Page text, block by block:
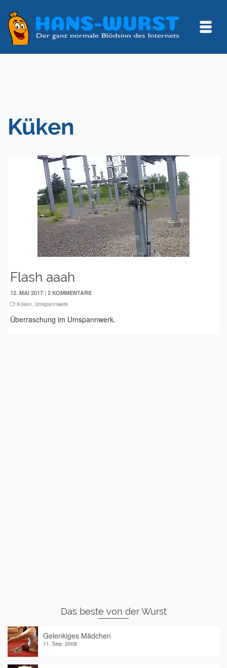
Küken
Flash aaah
12. MAI 2017 | 2 KOMMENTARE
Küken, Umspannwerk
Überraschung im Umspannwerk.
Das beste von der Wurst
Gelenkiges Mädchen
11. Sep. 2008